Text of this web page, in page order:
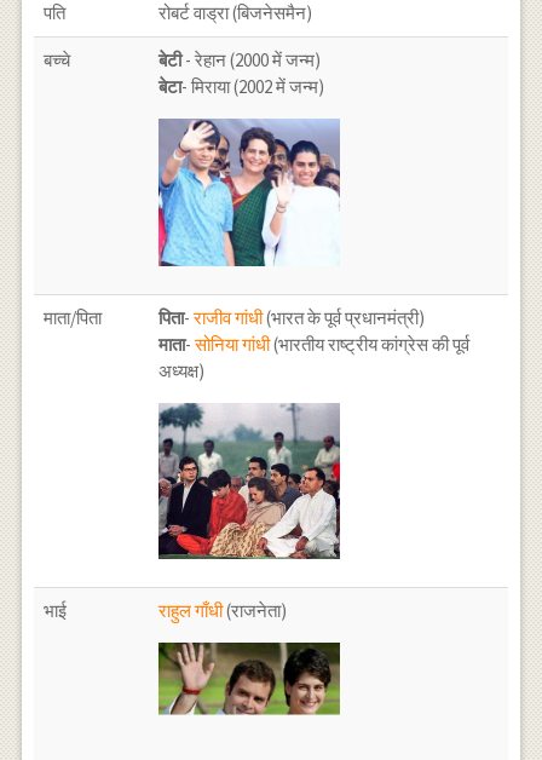
पति रोबर्ट वाड्रा (बिजनेसमैन)
बच्चे बेटी- रेहान (2000 में जन्म)
बेटा- मिराया (2002 में जन्म)
माता/पिता पिता-राजीव गांधी(भारत के पूर्व प्रधानमंत्री)
माता-सोनिया गांधी(भारतीय राष्ट्रीय कांग्रेस की पूर्व
अध्यक्ष)
भाई राहुल गाँधी(राजनेता)